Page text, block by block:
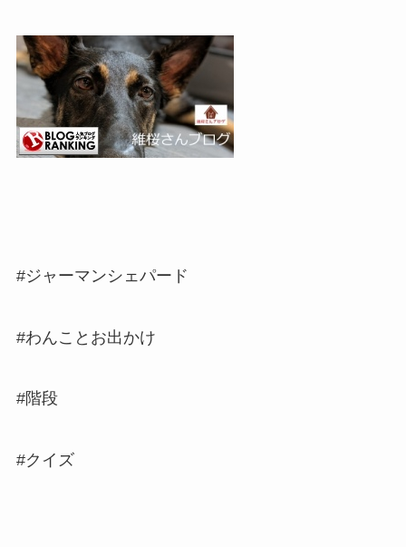
#ジャーマンシェパード
#わんことお出かけ
#階段
#クイズ